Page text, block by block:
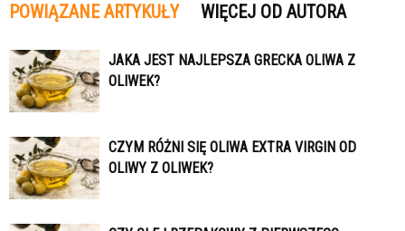
POWIĄZANE ARTYKUŁY WIĘCEJ OD AUTORA
JAKA JEST NAJLEPSZA GRECKA OLIWA Z
OLIWEK?
CZYM RÓŻNI SIĘ OLIWA EXTRA VIRGIN OD
OLIWY Z OLIWEK?